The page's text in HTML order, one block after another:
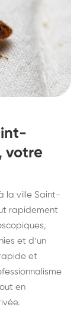
votre
la ville Saint-
rapidement
et d’un
et
en